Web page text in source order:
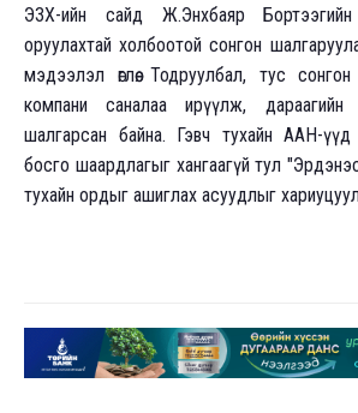
ЭЗХ-ийн сайд Ж.Энхбаяр
оруулахтай холбоотой сонгон
мэдээлэл өглөө. Тодруулбал, тус
компани саналаа ирүүлж,
шалгарсан байна. Гэвч тухайн ААН-
босго шаардлагыг хангаагүй тул
тухайн ордыг ашиглах асуудлыг